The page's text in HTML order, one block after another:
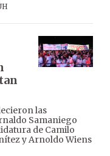
las
Samaniego
de Camilo
y Arnoldo Wiens